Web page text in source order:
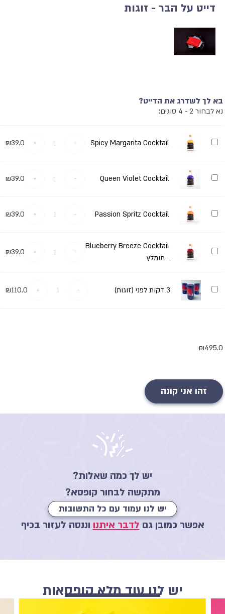
דייט על הבר - זוגות
בא לך לשדרג את הדייט?
נא לבחור 2 - 4 סוגים:
Spicy
Margarita
Spicy Margarita Cocktail
-
+
₪39.0
Queen
Queen Violet Cocktail
-
+
₪39.0
Passion
Passion Spritz Cocktail
-
+
₪39.0
Blueberry
-
Blueberry Breeze Cocktail
- מומלץ
-
+
₪39.0
3
3 דקות לפני (זוגות) -
+
₪110.0
₪495.0
זהו אני קונה
יש לך כמה שאלות?
מתקשה לבחור קופסא?
יש לנו עמוד עם כל התשובות
אפשר כמובן גם לדבר איתנו וננסה לעזור בכיף
יש לנו עוד מלא קופסאות